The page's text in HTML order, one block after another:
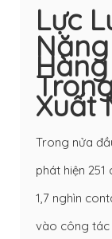
Lực
Xuất
Trong nửa
phát hiện
1,7 nghìn
vào công tác